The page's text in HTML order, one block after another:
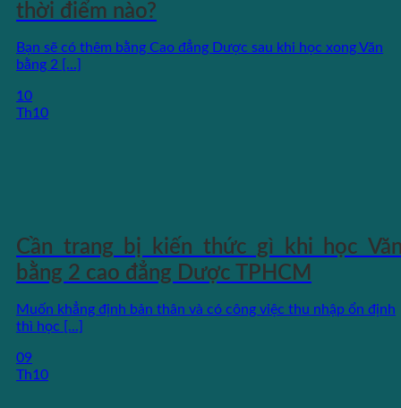
thời điểm nào?
Bạn sẽ có thêm bằng Cao đẳng Dược sau khi học xong Văn
bằng 2 [...]
10
Th10
Cần trang bị kiến thức gì khi học
bằng 2 cao đẳng Dược TPHCM
Muốn khẳng định bản thân và có công việc thu nhập ổn định
thì học [...]
09
Th10